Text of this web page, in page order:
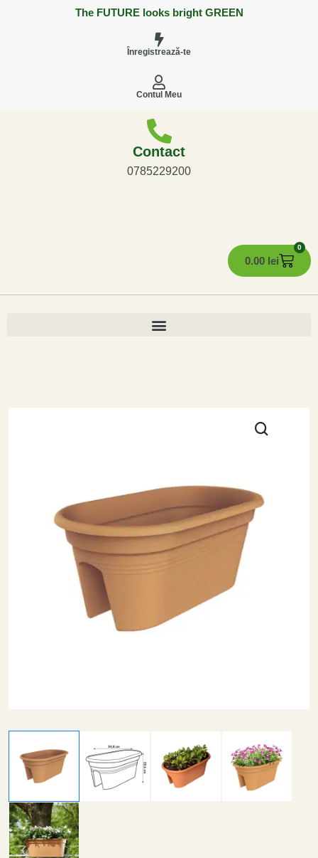
The FUTURE looks bright GREEN
Înregistrează-te
Contul Meu
Contact
0785229200
0.00 lei
0